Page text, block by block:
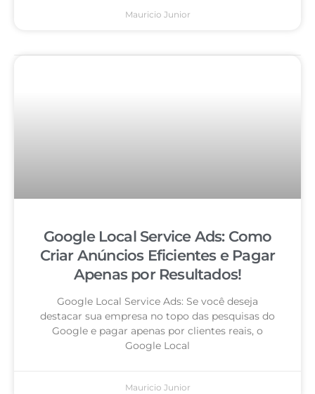
Mauricio Junior
Google Local Service Ads: Como
Criar Anúncios Eficientes e Pagar
Apenas por Resultados!
Google Local Service Ads: Se você deseja
destacar sua empresa no topo das pesquisas do
Google e pagar apenas por clientes reais, o
Google Local
Mauricio Junior